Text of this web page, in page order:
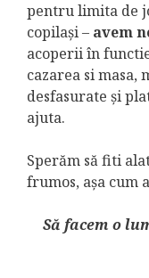
pentru limita de
copilași – avem
acoperii în
cazarea si
desfasurate și
ajuta.
Sperăm să fiti
frumos, așa cum
Să facem o